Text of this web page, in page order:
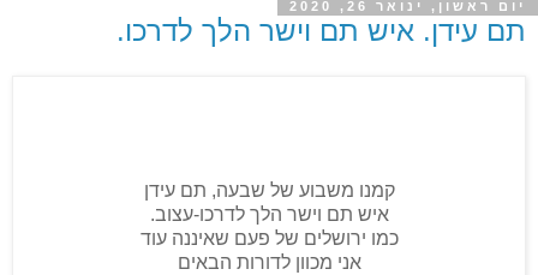
יום ראשון, ינואר 26, 2020
תם עידן. איש תם וישר הלך לדרכו.
קמנו משבוע של שבעה, תם עידן
איש תם וישר הלך לדרכו-עצוב.
כמו ירושלים של פעם שאיננה עוד
אני מכוון לדורות הבאים